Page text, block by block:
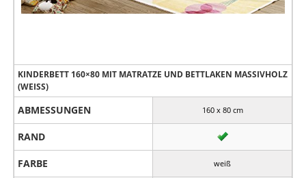
KINDERBETT 160×80 MIT MATRATZE UND BETTLAKEN MASSIVHOLZ
(WEISS)
ABMESSUNGEN 160 x 80 cm
RAND
FARBE weiß